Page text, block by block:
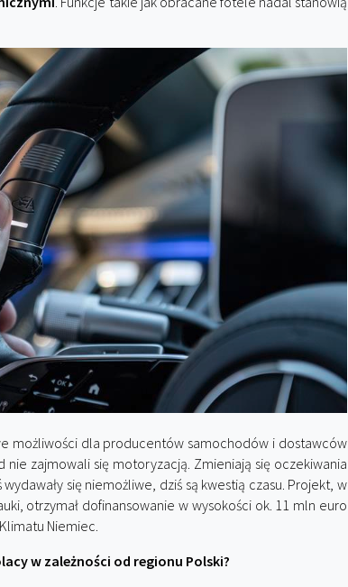
możliwości dla producentów samochodów i dostawców
zajmowali się motoryzacją. Zmieniają się oczekiwania
się niemożliwe, dziś są kwestią czasu. Projekt, w
otrzymał dofinansowanie w wysokości ok. 11 mln euro
Niemiec.
w zależności od regionu Polski?